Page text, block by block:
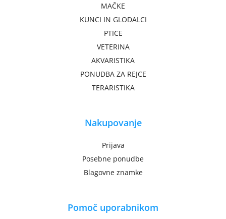
MAČKE
KUNCI IN GLODALCI
PTICE
VETERINA
AKVARISTIKA
PONUDBA ZA REJCE
TERARISTIKA
Nakupovanje
Prijava
Posebne ponudbe
Blagovne znamke
Pomoč uporabnikom